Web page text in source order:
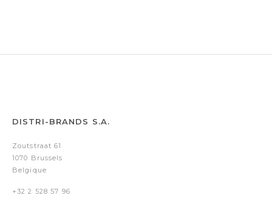
DISTRI-BRANDS S.A.
Zoutstraat 61
1070 Brussels
Belgique
+32 2 528 57 96